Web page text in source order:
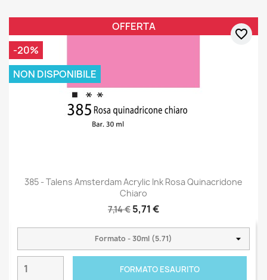
385 - Talens Amsterdam Acrylic Ink Rosa Quinacridone
Chiaro
7,14 € 5,71 €
FORMATO ESAURITO
OFFERTA
-20%
NON DISPONIBILE
favorite_border